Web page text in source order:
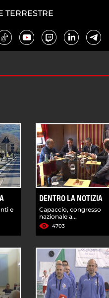
TERRESTRE
e
DENTRO LA NOTIZIA
Capaccio, congresso
nazionale a...
4703